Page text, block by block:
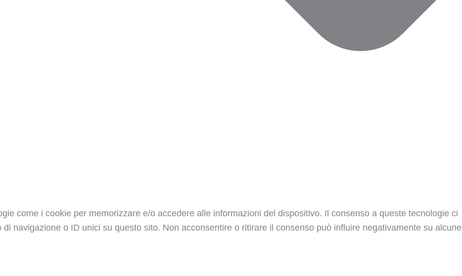
come i cookie per memorizzare e/o accedere alle informazioni del dispositivo. Il consenso a queste tecnologie ci
navigazione o ID unici su questo sito. Non acconsentire o ritirare il consenso può influire negativamente su alcune